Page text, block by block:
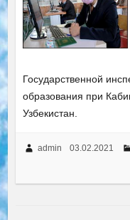
Государственной
образования при
Узбекистан.
admin 03.02.2021